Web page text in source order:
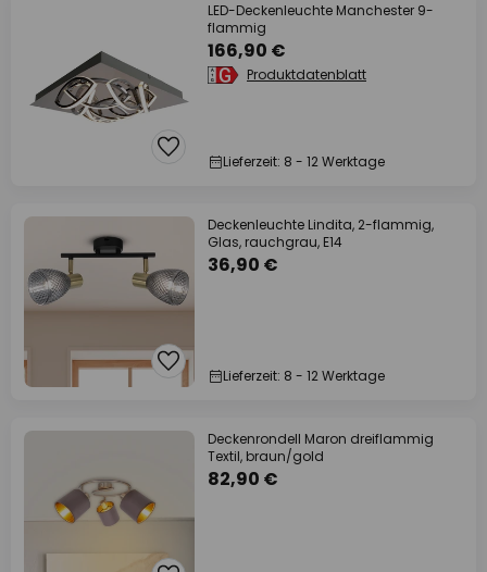
LED-Deckenleuchte Manchester 9-
flammig
166,90 €
Produktdatenblatt
Lieferzeit: 8 - 12 Werktage
Deckenleuchte Lindita, 2-flammig,
Glas, rauchgrau, E14
36,90 €
Lieferzeit: 8 - 12 Werktage
Deckenrondell Maron dreiflammig
Textil, braun/gold
82,90 €